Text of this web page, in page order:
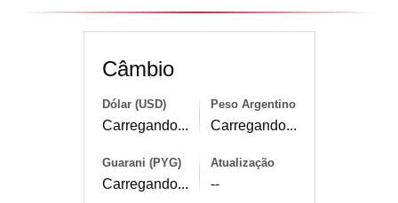
Câmbio
Dólar (USD)
Carregando...
Peso Argentino
Carregando...
Guarani (PYG)
Carregando...
Atualização
--